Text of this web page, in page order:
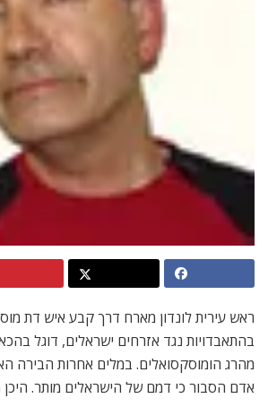
ראש עירית לונדון מארח דרך קבע איש דת
בהתאבדויות נגד אזרחים ישראלים, דוגל
מהרג הומוסקסואלים. במלים אחרות הבירה
אדם הסבור כי דמם של הישראלים מותר. היכן